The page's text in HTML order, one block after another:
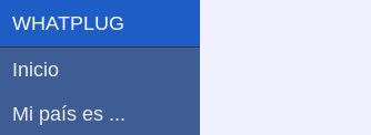
WHATPLUG
Inicio
Mi país es ...